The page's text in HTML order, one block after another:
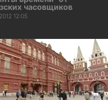
часовщиков
12:05